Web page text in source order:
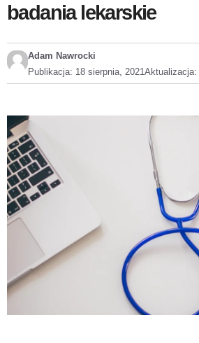
badania lekarskie
Adam Nawrocki
Publikacja: 18 sierpnia, 2021Aktualizacja: